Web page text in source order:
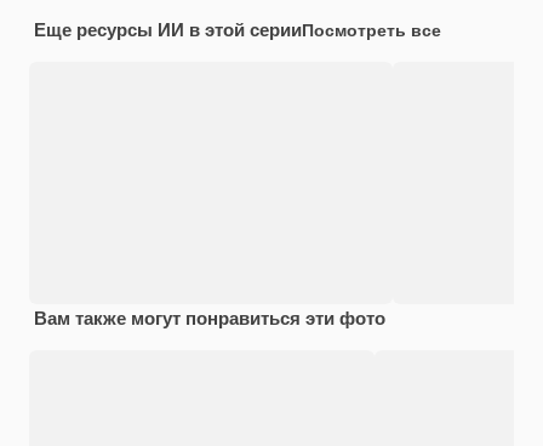
Еще ресурсы ИИ в этой серииПосмотреть все
Вам также могут понравиться эти фото